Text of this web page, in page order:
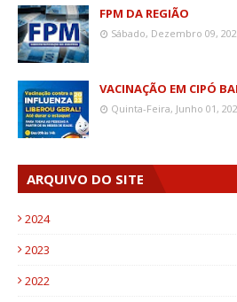
FPM DA REGIÃO
Sábado, Dezembro 09,
VACINAÇÃO EM CIPÓ
Quinta-Feira, Junho 01,
ARQUIVO DO SITE
2024
2023
2022